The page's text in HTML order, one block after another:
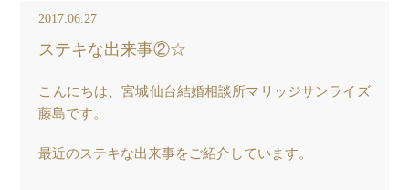
2017.06.27
ステキな出来事②☆
こんにちは、宮城仙台結婚相談所マリッジサンライズ
藤島です。
最近のステキな出来事をご紹介しています。